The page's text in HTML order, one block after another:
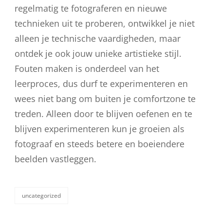
regelmatig te fotograferen en nieuwe
technieken uit te proberen, ontwikkel je niet
alleen je technische vaardigheden, maar
ontdek je ook jouw unieke artistieke stijl.
Fouten maken is onderdeel van het
leerproces, dus durf te experimenteren en
wees niet bang om buiten je comfortzone te
treden. Alleen door te blijven oefenen en te
blijven experimenteren kun je groeien als
fotograaf en steeds betere en boeiendere
beelden vastleggen.
categorieën
uncategorized